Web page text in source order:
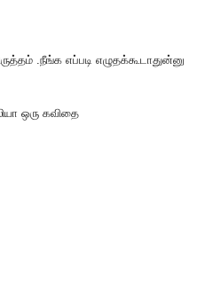
.நீங்க எப்படி எழுதக்கூடாதுன்னு
ஒரு கவிதை